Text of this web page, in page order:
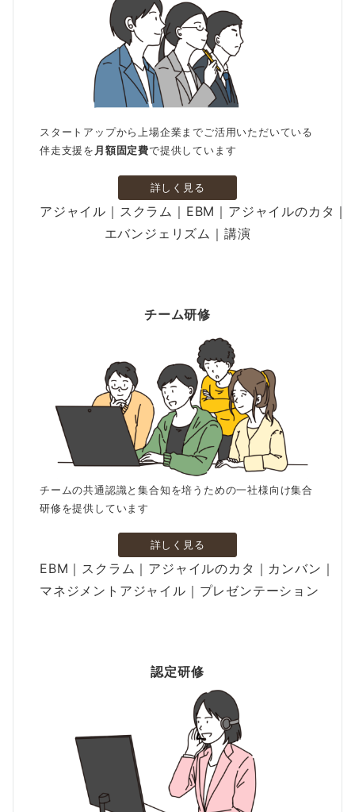
スタートアップから上場企業までご活用いただいている
伴走支援を 月額固定費で提供しています
詳しく見る
アジャイル｜スクラム｜EBM｜アジャイルのカタ｜
エバンジェリズム｜講演
チーム研修
チームの共通認識と集合知を培うための一社様向け集合
研修を提供しています
詳しく見る
EBM｜スクラム｜アジャイルのカタ｜カンバン｜
マネジメントアジャイル｜プレゼンテーション
認定研修